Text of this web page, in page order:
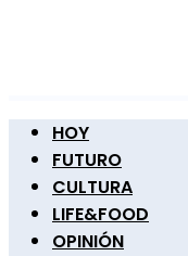
HOY
FUTURO
CULTURA
LIFE&FOOD
OPINIÓN